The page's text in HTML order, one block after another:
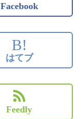
Facebook
B!
はてブ
Feedly